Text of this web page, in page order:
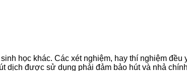
học khác. Các xét nghiệm, hay thí nghiệm đều
được sử dụng phải đảm bảo hút và nhả